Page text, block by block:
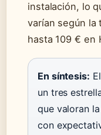
instalación, lo
varían según la
hasta 109 € en
En síntesis:
un tres
que valoran
con